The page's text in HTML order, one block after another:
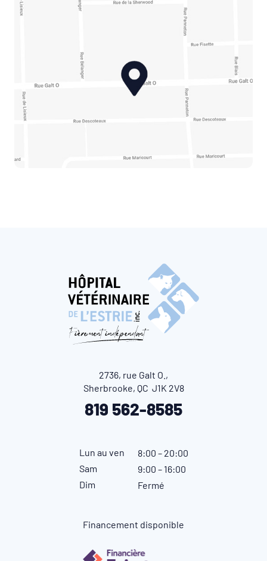
2736, rue Galt O.,
Sherbrooke, QC J1K 2V8
819 562-8585
Lun au ven
8:00 – 20:00
Sam
9:00 – 16:00
Dim
Fermé
Financement disponible